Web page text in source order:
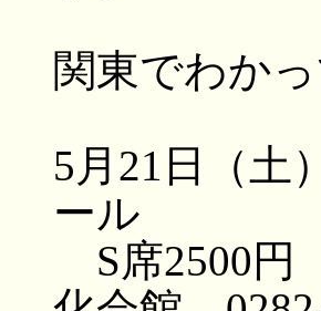
関東でわか
5月21日（
ール
S席2500円